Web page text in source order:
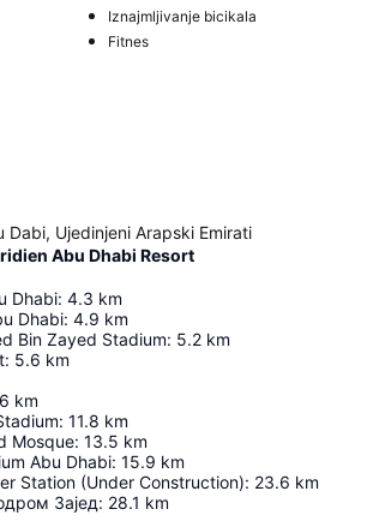
Iznajmljivanje bicikala
Fitnes
Dabi, Ujedinjeni Arapski Emirati
Abu Dhabi Resort
Dhabi: 4.3 km
Dhabi: 4.9 km
Bin Zayed Stadium: 5.2 km
: 5.6 km
km
: 11.8 km
Mosque: 13.5 km
Abu Dhabi: 15.9 km
Station (Under Construction): 23.6 km
Зајед: 28.1 km